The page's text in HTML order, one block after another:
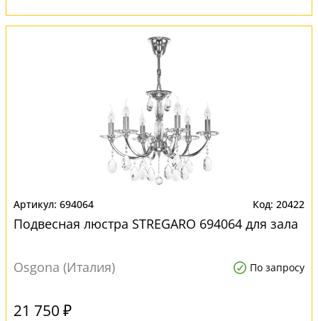
694064 20422
Подвесная люстра STREGARO 694064 для зала
Osgona (Италия) По запросу
21 750 ₽